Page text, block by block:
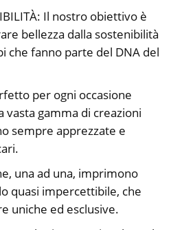
Il nostro obiettivo è
bellezza dalla sostenibilità
che fanno parte del DNA del
per ogni occasione
vasta gamma di creazioni
sempre apprezzate e
una ad una, imprimono
quasi impercettibile, che
uniche ed esclusive.